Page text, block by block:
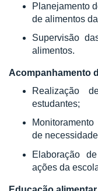
Planejamento
de alimentos
Supervisão
alimentos.
Acompanhamento
Realização
estudantes;
de
Elaboração
ações da